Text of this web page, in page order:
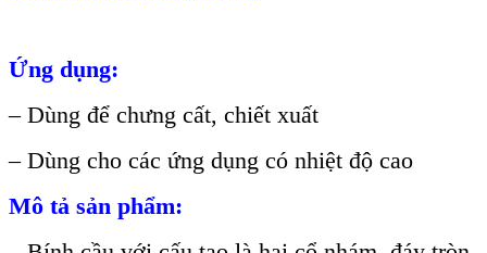
Ứng dụng:
– Dùng để chưng cất, chiết xuất
– Dùng cho các ứng dụng có nhiệt độ cao
Mô tả sản phẩm: